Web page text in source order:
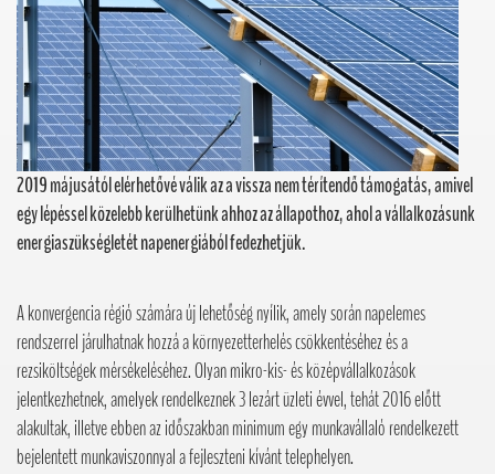
2019 májusától elérhetővé válik az a vissza nem térítendő támogatás, amivel
egy lépéssel közelebb kerülhetünk ahhoz az állapothoz, ahol a vállalkozásunk
energiaszükségletét napenergiából fedezhetjük.
A konvergencia régió számára új lehetőség nyílik, amely során napelemes
rendszerrel járulhatnak hozzá a környezetterhelés csökkentéséhez és a
rezsiköltségek mérsékeléséhez. Olyan mikro-kis- és középvállalkozások
jelentkezhetnek, amelyek rendelkeznek 3 lezárt üzleti évvel, tehát 2016 előtt
alakultak, illetve ebben az időszakban minimum egy munkavállaló rendelkezett
bejelentett munkaviszonnyal a fejleszteni kívánt telephelyen.